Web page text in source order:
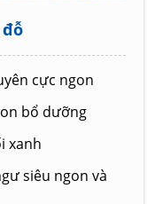
cực ngon
bổ dưỡng
xanh
siêu ngon và